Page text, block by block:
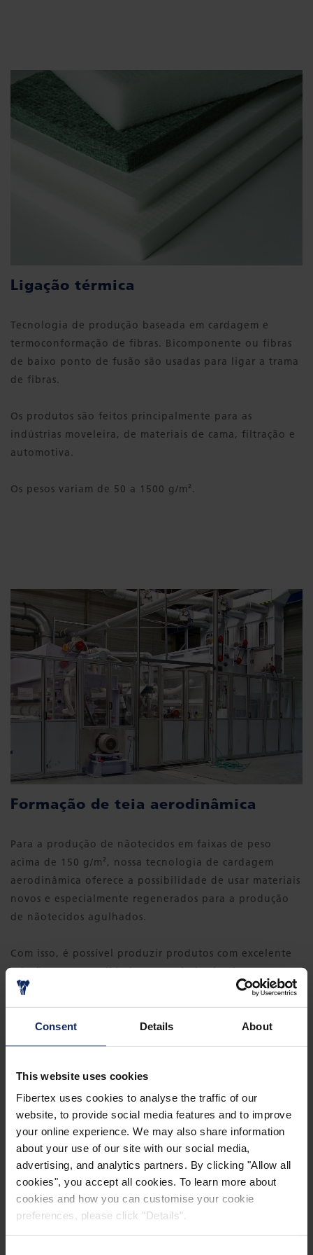
Consent Details About
This website uses cookies
Fibertex uses cookies to analyse the traffic of our
website, to provide social media features and to improve
your online experience. We may also share information
about your use of our site with our social media,
advertising, and analytics partners. By clicking "Allow all
cookies", you accept all cookies. To learn more about
cookies and how you can customise your cookie
preferences, please click "Details".
Ligação térmica
Tecnologia de produção baseada em cardagem e
termoconformação de fibras. Bicomponente ou fibras
de baixo ponto de fusão são usadas para ligar a trama
de fibras.
Os produtos são feitos principalmente para as
indústrias moveleira, de materiais de cama, filtração e
automotiva.
Os pesos variam de 50 a 1500 g/m².
Formação de teia aerodinâmica
Para a produção de nãotecidos em faixas de peso
acima de 150 g/m², nossa tecnologia de cardagem
aerodinâmica oferece a possibilidade de usar materiais
novos e especialmente regenerados para a produção
de nãotecidos agulhados.
Com isso, é possível produzir produtos com excelente
relação preço/qualidade, garantindo simultaneamente
os aspectos ambientais.